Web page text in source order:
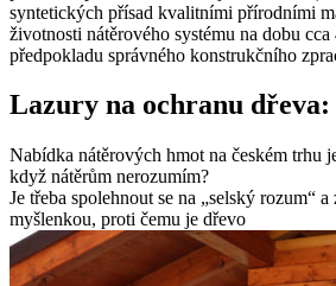
syntetických přísad kvalitními přírodními
životnosti nátěrového systému na dobu
předpokladu správného konstrukčního
Lazury na ochranu dřeva:
Nabídka nátěrových hmot na českém trhu
když nátěrům nerozumím?
Je třeba spolehnout se na „selský rozum“ a
myšlenkou, proti čemu je dřevo